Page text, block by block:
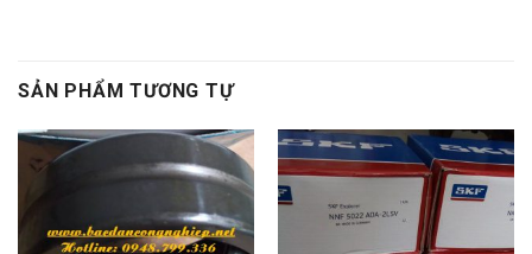
SẢN PHẨM TƯƠNG TỰ